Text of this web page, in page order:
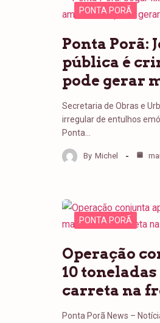
PONTA PORÃ
Ponta Porã:
pública é
pode gerar
Secretaria de Obras e
irregular de entulhos
Ponta…
By Michel
PONTA PORÃ
Operação
10
carreta na
Ponta Porã News –